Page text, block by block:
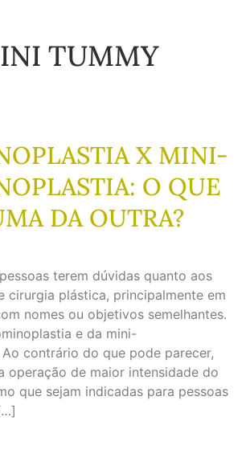
TUMMY
X MINI-
O QUE
DA OUTRA?
terem dúvidas quanto aos
cirurgia plástica, principalmente em
nomes ou objetivos semelhantes.
e da mini-
contrário do que pode parecer,
operação de maior intensidade do
que sejam indicadas para pessoas